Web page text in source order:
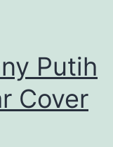
Putih
Cover